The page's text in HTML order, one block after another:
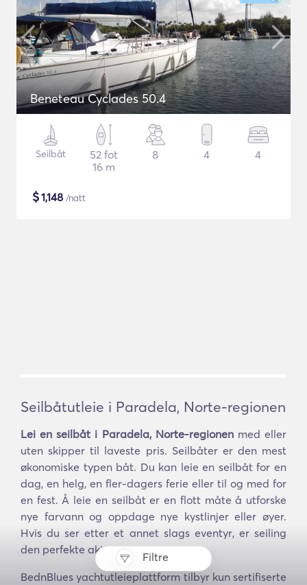
Filtre
Beneteau Cyclades 50.4
Seilbåt
52 fot
16 m
8 4 4
$1,148 /natt
Seilbåtutleie i Paradela, Norte-regionen
Lei en seilbåt i Paradela, Norte-regionenmed eller
uten skipper til laveste pris. Seilbåter er den mest
økonomiske typen båt. Du kan leie en seilbåt for en
dag, en helg, en fler-dagers ferie eller til og med for
en fest. Å leie en seilbåt er en flott måte å utforske
nye farvann og oppdage nye kystlinjer eller øyer.
Hvis du ser etter et annet slags eventyr, er seiling
den perfekte aktiviteten.
BednBlues yachtutleieplattform tilbyr kun sertifiserte